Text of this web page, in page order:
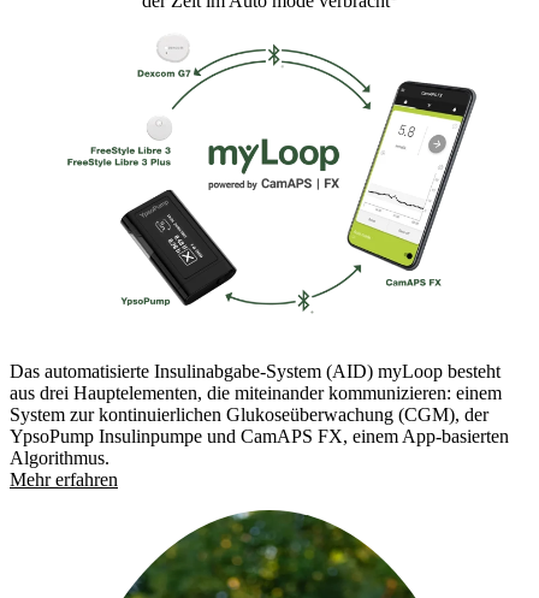
Das automatisierte Insulinabgabe-System (AID) myLoop besteht
aus drei Hauptelementen, die miteinander kommunizieren: einem
System zur kontinuierlichen Glukoseüberwachung (CGM), der
YpsoPump Insulinpumpe und CamAPS FX, einem App-basierten
Algorithmus.
Mehr erfahren